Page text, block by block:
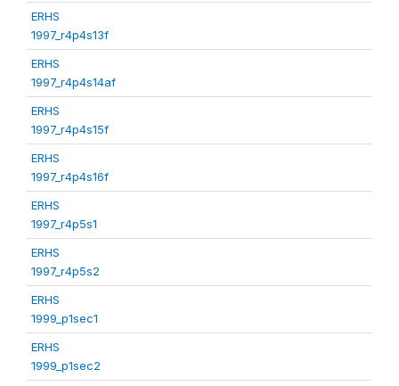
ERHS
1997_r4p4s13f
ERHS
1997_r4p4s14af
ERHS
1997_r4p4s15f
ERHS
1997_r4p4s16f
ERHS
1997_r4p5s1
ERHS
1997_r4p5s2
ERHS
1999_p1sec1
ERHS
1999_p1sec2